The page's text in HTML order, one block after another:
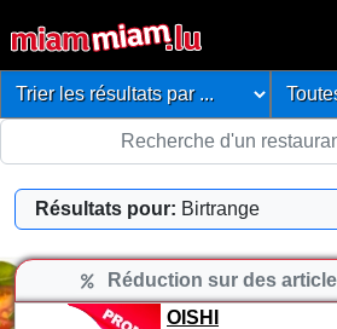
Résultats pour: Birtrange
Réduction sur des
OISHI